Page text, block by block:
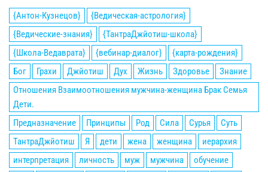
{Антон-Кузнецов}
{Ведическая-астрология}
{Ведические-знания}
{ТантраДжйотиш-школа}
{Школа-Ведаврата}
{вебинар-диалог}
{карта-рождения}
Бог
Грахи Джйотиш Дух Жизнь Здоровье
Знание
Отношения Взаимоотношения мужчина-женщина Брак Семья
Дети.
Предназначение
Принципы Род Сила Сурья
Суть
ТантраДжйотиш
Я дети жена женщина
иерархия
интерпретация
личность муж мужчина
обучение